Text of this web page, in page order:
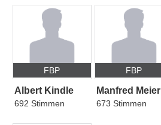
FBP
Albert Kindle
692 Stimmen
FBP
Manfred Meier
673 Stimmen